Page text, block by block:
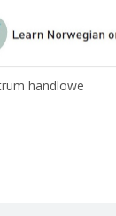
pl
handlowe